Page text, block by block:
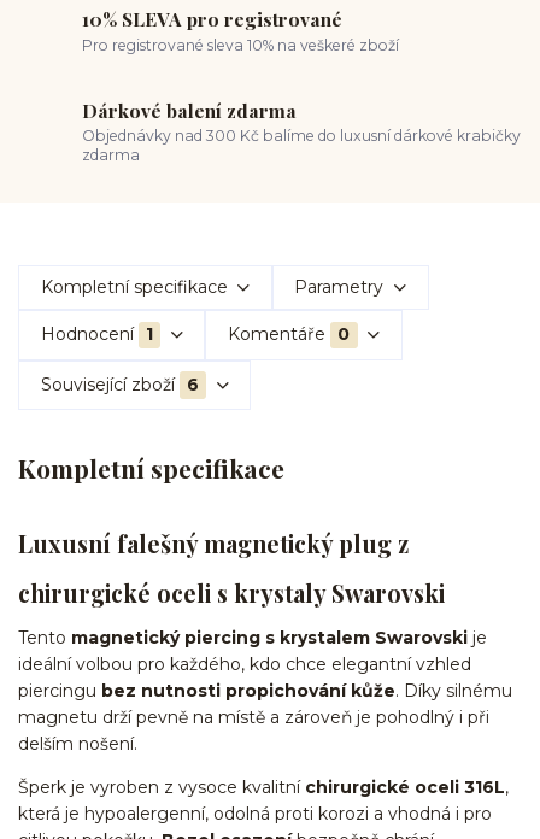
10% SLEVA pro registrované
Pro registrované sleva 10% na veškeré zboží
Dárkové balení zdarma
Objednávky nad 300 Kč balíme do luxusní dárkové krabičky
zdarma
Kompletní specifikace Parametry
Hodnocení 1 Komentáře 0
Související zboží 6
Kompletní specifikace
Luxusní falešný magnetický plug z
chirurgické oceli s krystaly Swarovski
Tento magnetický piercing s krystalem Swarovski je
ideální volbou pro každého, kdo chce elegantní vzhled
piercingu bez nutnosti propichování kůže. Díky silnému
magnetu drží pevně na místě a zároveň je pohodlný i při
delším nošení.
Šperk je vyroben z vysoce kvalitní chirurgické oceli 316L,
která je hypoalergenní, odolná proti korozi a vhodná i pro